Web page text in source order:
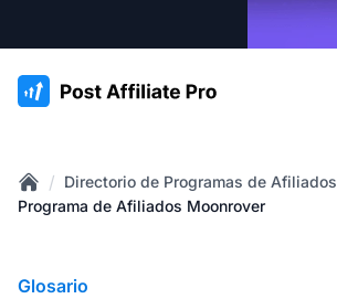
:site.title
Home
/ Directorio de Programas de Afiliados
Programa de Afiliados Moonrover
Glosario